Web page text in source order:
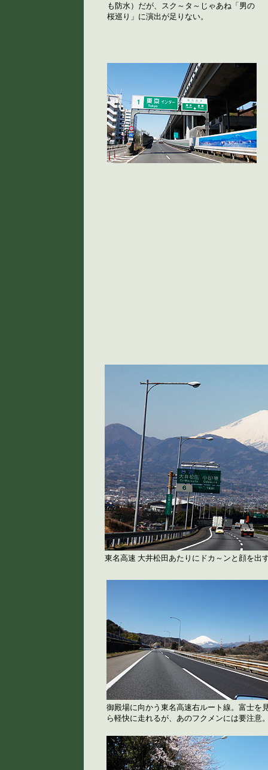
も防水）だが、スク～タ～じゃあね「男の
桜巡り」に演出が足りない。
東名高速 大井松田あたりにドカ～ンと顔を出
御殿場に向かう東名高速右ルート線。富士を
ら軽快に走れるが、あのフクメンには要注意